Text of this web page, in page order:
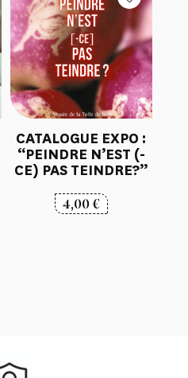
CATALOGUE EXPO :
“PEINDRE N’EST (-
CE) PAS TEINDRE?”
4,00€